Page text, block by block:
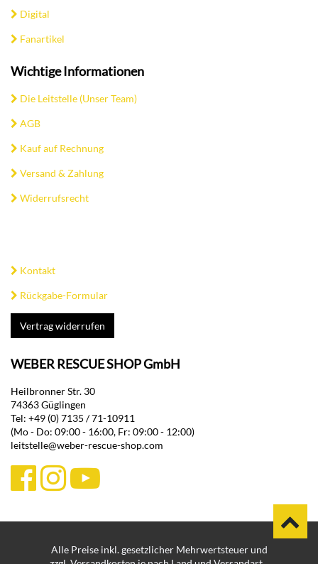
Digital
Fanartikel
Wichtige Informationen
Die Leitstelle (Unser Team)
AGB
Kauf auf Rechnung
Versand & Zahlung
Widerrufsrecht
Kontakt
Rückgabe-Formular
Vertrag widerrufen
WEBER RESCUE SHOP GmbH
Heilbronner Str. 30
74363 Güglingen
Tel: +49 (0) 7135 / 71-10911
(Mo - Do: 09:00 - 16:00, Fr: 09:00 - 12:00)
leitstelle@weber-rescue-shop.com
Alle Preise inkl. gesetzlicher Mehrwertsteuer und